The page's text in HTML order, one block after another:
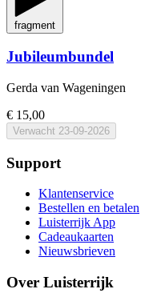
fragment
Jubileumbundel
Gerda van Wageningen
€ 15,00
Verwacht 23-09-2026
Support
Klantenservice
Bestellen en betalen
Luisterrijk App
Cadeaukaarten
Nieuwsbrieven
Over Luisterrijk